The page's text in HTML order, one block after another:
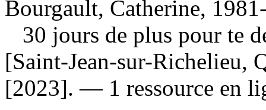
Bourgault, Catherine,
30 jours de plus pour te
[Saint-Jean-sur-Richelieu,
[2023]. — 1 ressource en